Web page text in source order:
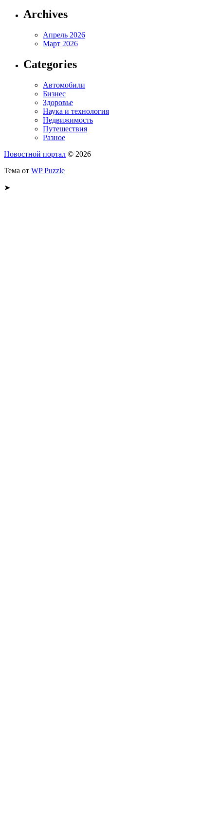
Archives
Апрель 2026
Март 2026
Categories
Автомобили
Бизнес
Здоровье
Наука и технология
Недвижимость
Путешествия
Разное
Новостной портал © 2026
Тема от WP Puzzle
➤